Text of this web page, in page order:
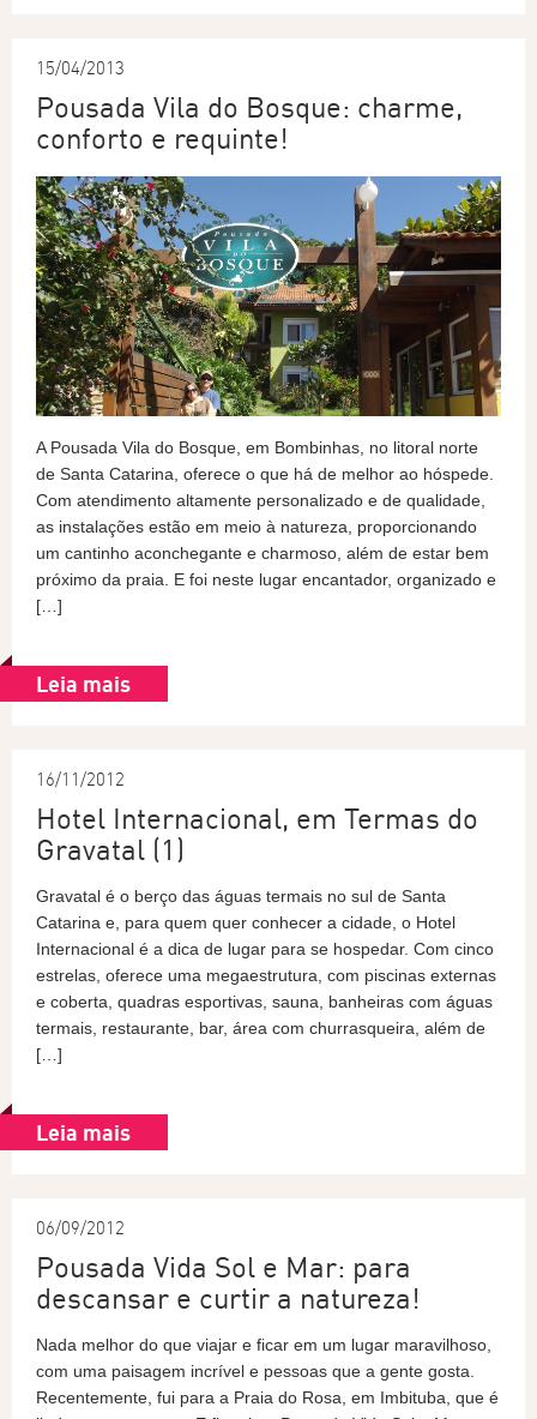
15/04/2013
Pousada Vila do Bosque: charme,
conforto e requinte!
A Pousada Vila do Bosque, em Bombinhas, no litoral norte
de Santa Catarina, oferece o que há de melhor ao hóspede.
Com atendimento altamente personalizado e de qualidade,
as instalações estão em meio à natureza, proporcionando
um cantinho aconchegante e charmoso, além de estar bem
próximo da praia. E foi neste lugar encantador, organizado e
[…]
Leia mais
16/11/2012
Hotel Internacional, em Termas do
Gravatal (1)
Gravatal é o berço das águas termais no sul de Santa
Catarina e, para quem quer conhecer a cidade, o Hotel
Internacional é a dica de lugar para se hospedar. Com cinco
estrelas, oferece uma megaestrutura, com piscinas externas
e coberta, quadras esportivas, sauna, banheiras com águas
termais, restaurante, bar, área com churrasqueira, além de
[…]
Leia mais
06/09/2012
Pousada Vida Sol e Mar: para
descansar e curtir a natureza!
Nada melhor do que viajar e ficar em um lugar maravilhoso,
com uma paisagem incrível e pessoas que a gente gosta.
Recentemente, fui para a Praia do Rosa, em Imbituba, que é